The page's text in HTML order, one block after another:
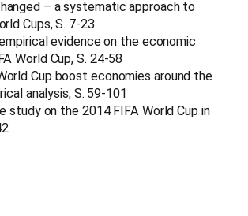
– a systematic approach to
Cups, S. 7-23
evidence on the economic
World Cup, S. 24-58
Cup boost economies around the
analysis, S. 59-101
study on the 2014 FIFA World Cup in